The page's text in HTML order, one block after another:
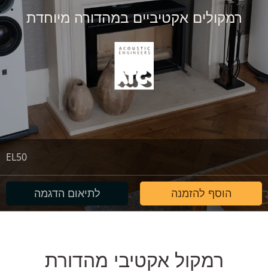
רמקולים אקטיביים במהדורה מיוחדת
EL50
הוסף להזמנה לתיאום הדגמה
רמקול אקטיבי מהדורת